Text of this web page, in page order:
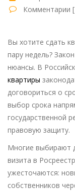
Комментарии
Вы хотите сдать
пару недель?
нюансы. В
квартиры
договориться о
выбор срока
государственной
правовую защиту.
Многие выбирают
визита в
ужесточаются:
собственников